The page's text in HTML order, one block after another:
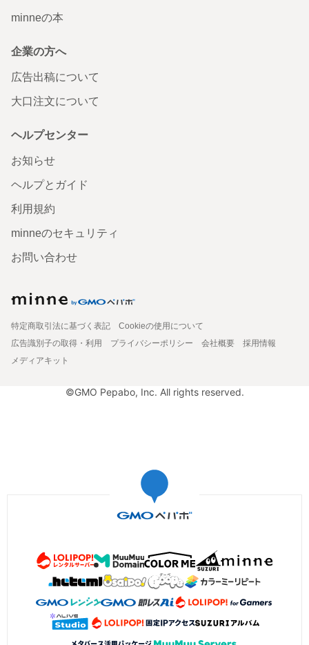
minneの本
企業の方へ
広告出稿について
大口注文について
ヘルプセンター
お知らせ
ヘルプとガイド
利用規約
minneのセキュリティ
お問い合わせ
特定商取引法に基づく表記
Cookieの使用について
広告識別子の取得・利用
プライバシーポリシー 会社概要
採用情報
メディアキット
©GMO Pepabo, Inc. All rights reserved.